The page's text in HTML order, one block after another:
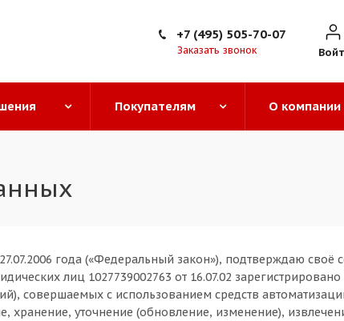
+7 (495) 505-70-07
Заказать звонок
Покупателям О компании
года («Федеральный закон»), подтверждаю своё
лиц 1027739002763 от 16.07.02
совершаемых с использованием средств
уточнение (обновление, изменение),